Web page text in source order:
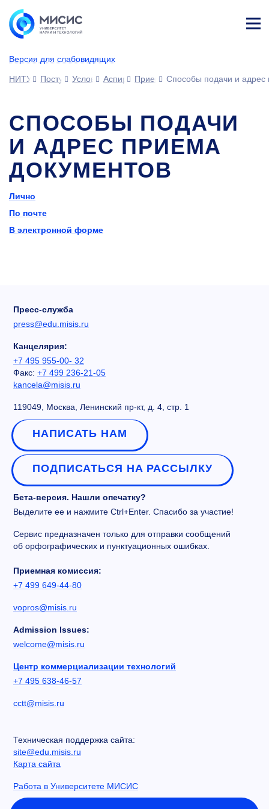
Версия для слабовидящих
ине
НИТУ МИСИСПоступающимУсловия приема
АспирантураПрием документов
Способы подачи и адрес
СПОСОБЫ ПОДАЧИ
И АДРЕС ПРИЕМА
ДОКУМЕНТОВ
Лично
По почте
В электронной форме
Пресс-служба
press@edu.misis.ru
Канцелярия:
+7 495 955-00- 32
Факс: +7 499 236-21-05
kancela@misis.ru
119049, Москва, Ленинский пр-кт, д. 4, стр. 1
НАПИСАТЬ НАМ
ПОДПИСАТЬСЯ НА РАССЫЛКУ
Бета-версия. Нашли опечатку?
Выделите ее и нажмите Ctrl+Enter. Спасибо за участие!
Сервис предназначен только для отправки сообщений
об орфографических и пунктуационных ошибках.
Приемная комиссия:
+7 499 649-44-80
vopros@misis.ru
Admission Issues:
welcome@misis.ru
Центр коммерциализации технологий
+7 495 638-46-57
cctt@misis.ru
Техническая поддержка сайта:
site@edu.misis.ru
Карта сайта
Работа в Университете МИСИС